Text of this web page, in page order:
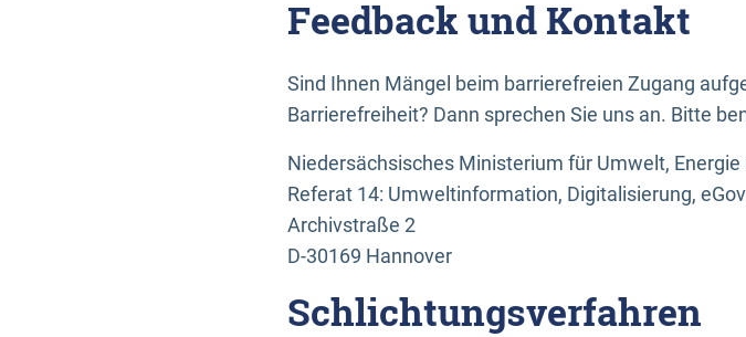
Feedback und Kontakt
Sind Ihnen Mängel beim barrierefreien Zugang
Barrierefreiheit? Dann sprechen Sie uns an. Bitte
Niedersächsisches Ministerium für Umwelt,
Referat 14: Umweltinformation, Digitalisierung,
Archivstraße 2
D-30169 Hannover
Schlichtungsverfahren